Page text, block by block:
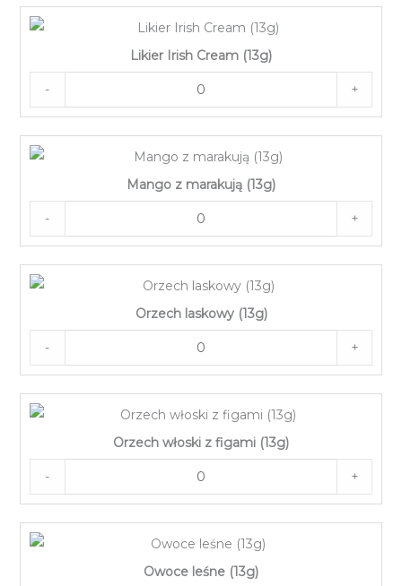
Likier Irish Cream (13g)
- +
Mango z marakują (13g)
- +
Orzech laskowy (13g)
- +
Orzech włoski z figami (13g)
- +
Owoce leśne (13g)